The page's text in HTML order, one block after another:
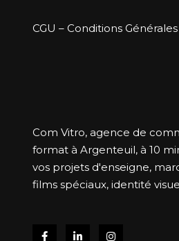
CGU – Conditions
Com Vitro, agence de
format à Argenteuil, à 10
vos projets d'enseigne,
films spéciaux, identité